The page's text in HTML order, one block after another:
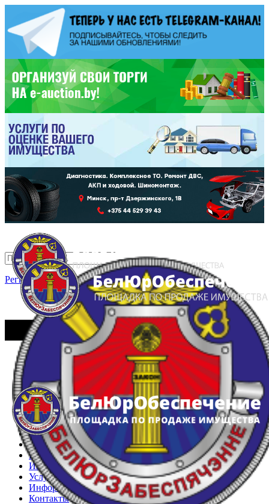
Регистрация Вход
Главная
Арестованное имущество
Реестр несостоявшихся торгов
Реестр переоценок
Частное имущество
Государственное имущество
Интернет-магазин
Интернет-витрина
Услуги
Информация
Контакты